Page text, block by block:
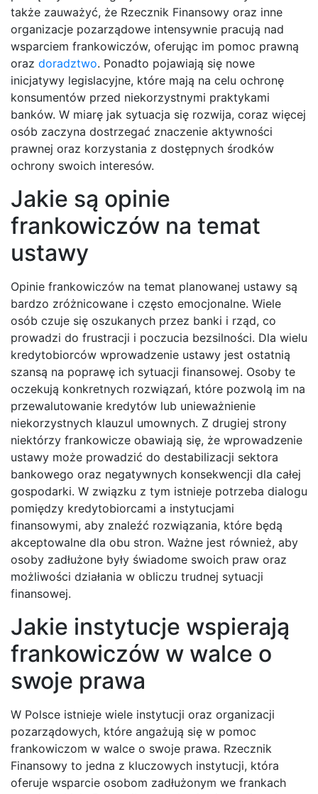
także zauważyć, że Rzecznik Finansowy oraz inne
organizacje pozarządowe intensywnie pracują nad
wsparciem frankowiczów, oferując im pomoc prawną
oraz doradztwo. Ponadto pojawiają się nowe
inicjatywy legislacyjne, które mają na celu ochronę
konsumentów przed niekorzystnymi praktykami
banków. W miarę jak sytuacja się rozwija, coraz więcej
osób zaczyna dostrzegać znaczenie aktywności
prawnej oraz korzystania z dostępnych środków
ochrony swoich interesów.
Jakie są opinie
frankowiczów na temat
ustawy
Opinie frankowiczów na temat planowanej ustawy są
bardzo zróżnicowane i często emocjonalne. Wiele
osób czuje się oszukanych przez banki i rząd, co
prowadzi do frustracji i poczucia bezsilności. Dla wielu
kredytobiorców wprowadzenie ustawy jest ostatnią
szansą na poprawę ich sytuacji finansowej. Osoby te
oczekują konkretnych rozwiązań, które pozwolą im na
przewalutowanie kredytów lub unieważnienie
niekorzystnych klauzul umownych. Z drugiej strony
niektórzy frankowicze obawiają się, że wprowadzenie
ustawy może prowadzić do destabilizacji sektora
bankowego oraz negatywnych konsekwencji dla całej
gospodarki. W związku z tym istnieje potrzeba dialogu
pomiędzy kredytobiorcami a instytucjami
finansowymi, aby znaleźć rozwiązania, które będą
akceptowalne dla obu stron. Ważne jest również, aby
osoby zadłużone były świadome swoich praw oraz
możliwości działania w obliczu trudnej sytuacji
finansowej.
Jakie instytucje wspierają
frankowiczów w walce o
swoje prawa
W Polsce istnieje wiele instytucji oraz organizacji
pozarządowych, które angażują się w pomoc
frankowiczom w walce o swoje prawa. Rzecznik
Finansowy to jedna z kluczowych instytucji, która
oferuje wsparcie osobom zadłużonym we frankach